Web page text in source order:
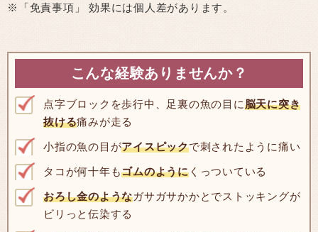
※「免責事項」 効果には個人差があります。
こんな経験ありませんか？
点字ブロックを歩行中、足裏の魚の目に脳天に突き
抜ける痛みが走る
小指の魚の目がアイスピックで刺されたように痛い
タコが何十年もゴムのようにくっついている
おろし金のようなガサガサかかとでストッキングが
ビリっと伝染する